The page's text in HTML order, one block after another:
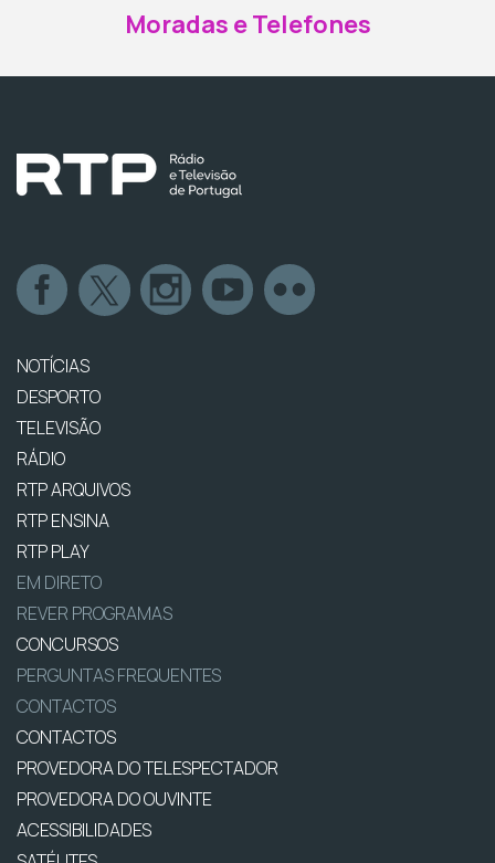
Moradas e Telefones
NOTÍCIAS
DESPORTO
TELEVISÃO
RÁDIO
RTP ARQUIVOS
RTP ENSINA
RTP PLAY
EM DIRETO
REVER PROGRAMAS
CONCURSOS
PERGUNTAS FREQUENTES
CONTACTOS
CONTACTOS
PROVEDORA DO TELESPECTADOR
PROVEDORA DO OUVINTE
ACESSIBILIDADES